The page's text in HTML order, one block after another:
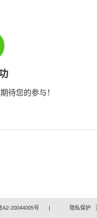
待您的参与！
A2-20044005号 | 隐私保护